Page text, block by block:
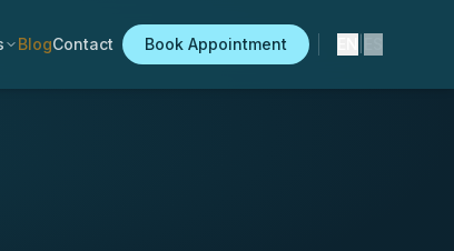
BlogContact Book Appointment